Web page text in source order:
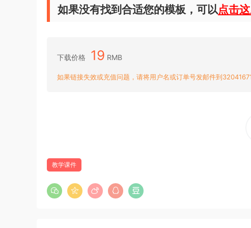
如果没有找到合适您的模板，可以点击
下载价格 19 RMB
如果链接失效或充值问题，请将用户名或订单号发邮件到
教学课件